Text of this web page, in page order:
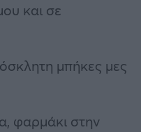
και σε
μπήκες μες
φαρμάκι στην